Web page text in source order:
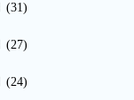
(31)
(27)
(24)